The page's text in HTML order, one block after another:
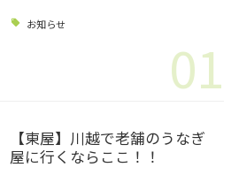
お知らせ
01
【東屋】川越で老舗のうなぎ
屋に行くならここ！！